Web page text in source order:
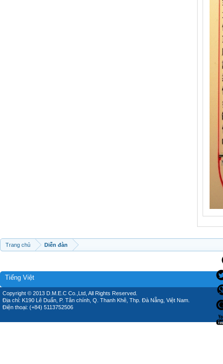
Trang chủ Diễn đàn
Tiếng Việt
Copyright © 2013 D.M.E.C Co.,Ltd, All Rights Reserved.
Địa chỉ: K190 Lê Duẩn, P. Tân chính, Q. Thanh Khê, Thp. Đà Nẵng, Việt Nam.
Điện thoại: (+84) 5113752506